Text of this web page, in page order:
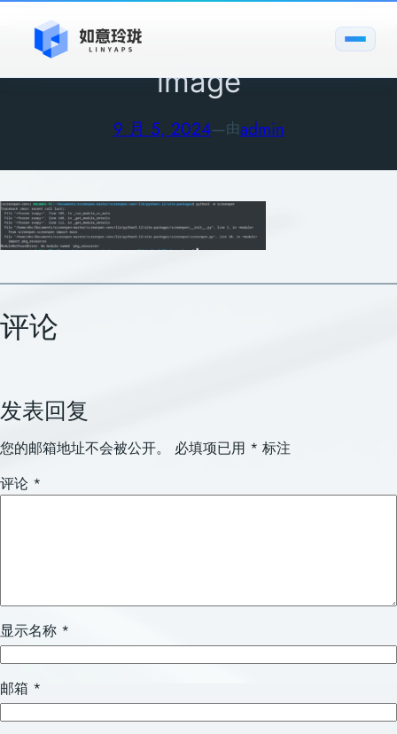
image
9 月 5, 2024—由admin
评论
发表回复
您的邮箱地址不会被公开。 必填项已用 * 标注
评论 *
显示名称 *
邮箱 *